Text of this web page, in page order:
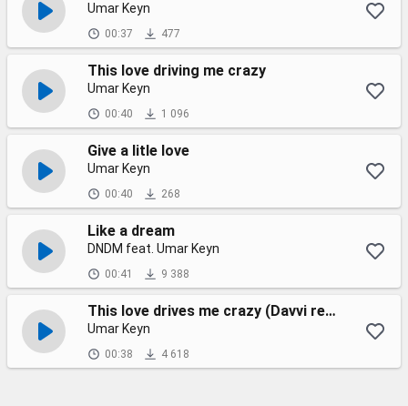
Umar Keyn
00:37 477
This love driving me crazy
Umar Keyn
00:40 1 096
Give a litle love
Umar Keyn
00:40 268
Like a dream
DNDM feat. Umar Keyn
00:41 9 388
This love drives me crazy (Davvi remix)
Umar Keyn
00:38 4 618